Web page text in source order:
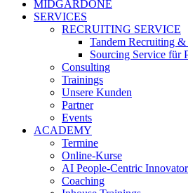
MIDGARDONE
SERVICES
RECRUITING SERVICE
Tandem Recruiting
Sourcing Service für
Consulting
Trainings
Unsere Kunden
Partner
Events
ACADEMY
Termine
Online-Kurse
AI People-Centric Innovator
Coaching